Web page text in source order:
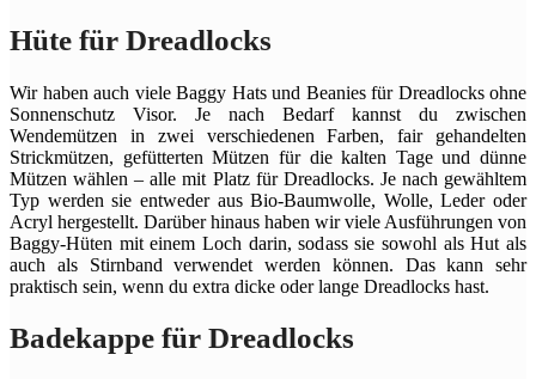
Hüte für Dreadlocks
Wir haben auch viele Baggy Hats und Beanies für Dreadlocks ohne
Sonnenschutz Visor. Je nach Bedarf kannst du zwischen
Wendemützen in zwei verschiedenen Farben, fair gehandelten
Strickmützen, gefütterten Mützen für die kalten Tage und dünne
Mützen wählen – alle mit Platz für Dreadlocks. Je nach gewähltem
Typ werden sie entweder aus Bio-Baumwolle, Wolle, Leder oder
Acryl hergestellt. Darüber hinaus haben wir viele Ausführungen von
Baggy-Hüten mit einem Loch darin, sodass sie sowohl als Hut als
auch als Stirnband verwendet werden können. Das kann sehr
praktisch sein, wenn du extra dicke oder lange Dreadlocks hast.
Badekappe für Dreadlocks